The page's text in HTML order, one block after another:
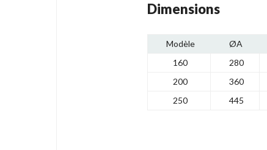
Dimensions
Modèle ØA
160
280
200
360
250
445